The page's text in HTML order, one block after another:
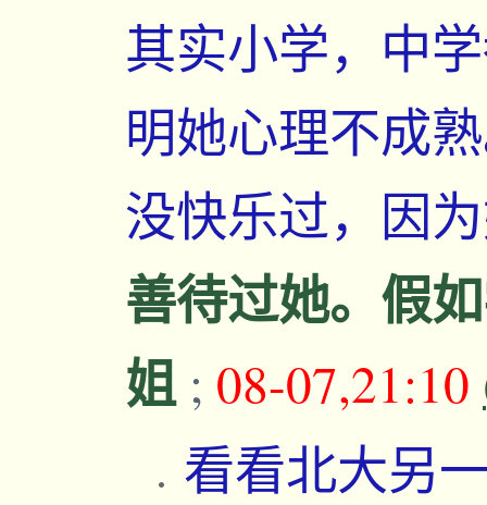
其实小学，中
明她心理不成
没快乐过，因
善待过她。假
姐 ; 08-07,21:10
看看北大另